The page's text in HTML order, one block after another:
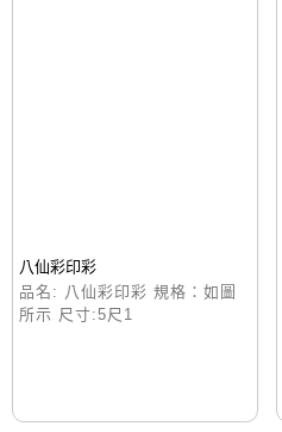
八仙彩印彩
品名: 八仙彩印彩 規格：如圖
所示 尺寸:5尺1